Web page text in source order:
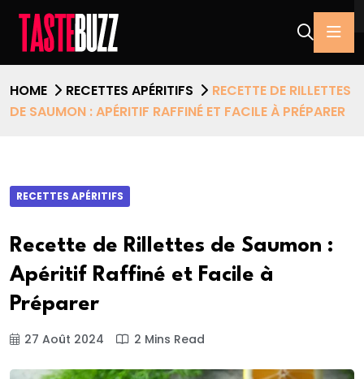
HOME RECETTES APÉRITIFS
RECETTE DE RILLETTES
DE SAUMON : APÉRITIF RAFFINÉ ET FACILE À PRÉPARER
RECETTES APÉRITIFS
Recette de Rillettes de Saumon :
Apéritif Raffiné et Facile à
Préparer
27 Août 2024 2 Mins Read